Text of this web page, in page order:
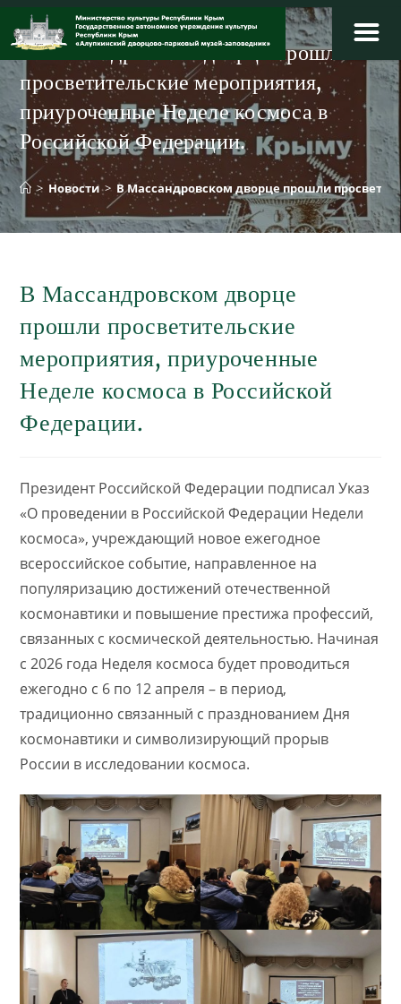
Перейти
содержимому
В Массандровском дворце прошли
просветительские мероприятия,
приуроченные Неделе космоса в
Российской Федерации.
> Новости > В Массандровском дворце прошли
В Массандровском дворце
прошли просветительские
мероприятия, приуроченные
Неделе космоса в Российской
Федерации.
Президент Российской Федерации подписал Указ
«О проведении в Российской Федерации Недели
космоса», учреждающий новое ежегодное
всероссийское событие, направленное на
популяризацию достижений отечественной
космонавтики и повышение престижа профессий,
связанных с космической деятельностью. Начиная
с 2026 года Неделя космоса будет проводиться
ежегодно с 6 по 12 апреля – в период,
традиционно связанный с празднованием Дня
космонавтики и символизирующий прорыв
России в исследовании космоса.